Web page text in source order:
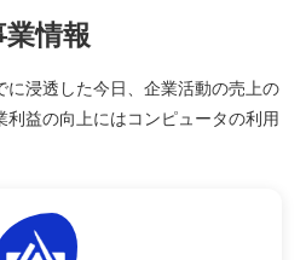
業情報
に浸透した今日、企業活動の売上の
益の向上にはコンピュータの利用